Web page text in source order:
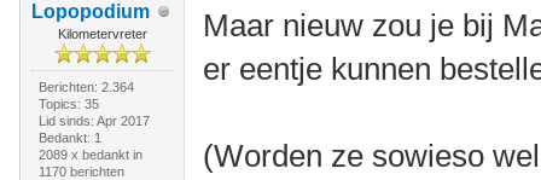
Lopopodium
Kilometervreter
Berichten: 2.364
Topics: 35
Lid sinds: Apr 2017
Bedankt: 1
2089 x bedankt in
1170 berichten
Maar nieuw zou je bij
er eentje kunnen
(Worden ze sowieso